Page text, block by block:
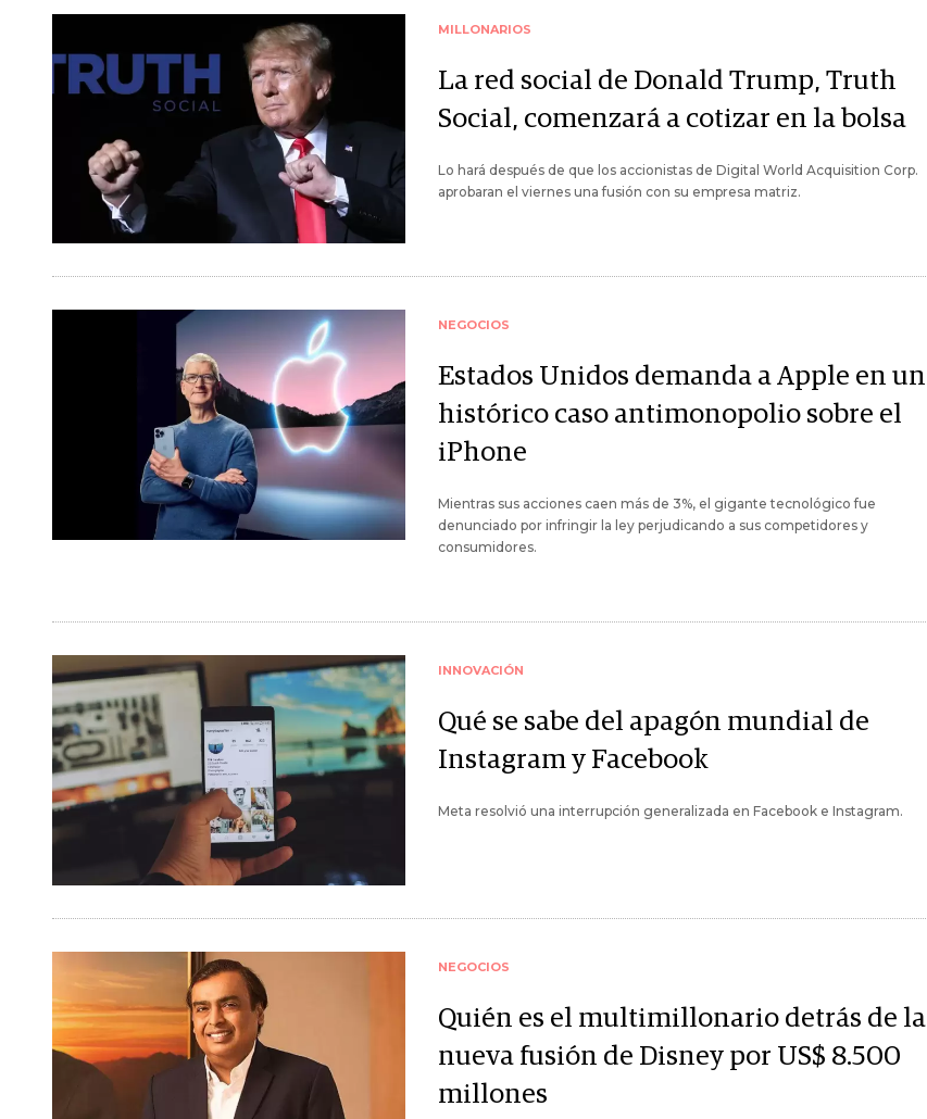
MILLONARIOS
La red social de Donald Trump, Truth
Social, comenzará a cotizar en la bolsa
Lo hará después de que los accionistas de Digital World Acquisition Corp.
aprobaran el viernes una fusión con su empresa matriz.
NEGOCIOS
Estados Unidos demanda a Apple en un
histórico caso antimonopolio sobre el
iPhone
Mientras sus acciones caen más de 3%, el gigante tecnológico fue
denunciado por infringir la ley perjudicando a sus competidores y
consumidores.
INNOVACIÓN
Qué se sabe del apagón mundial de
Instagram y Facebook
Meta resolvió una interrupción generalizada en Facebook e Instagram.
NEGOCIOS
Quién es el multimillonario detrás de la
nueva fusión de Disney por US$ 8.500
millones